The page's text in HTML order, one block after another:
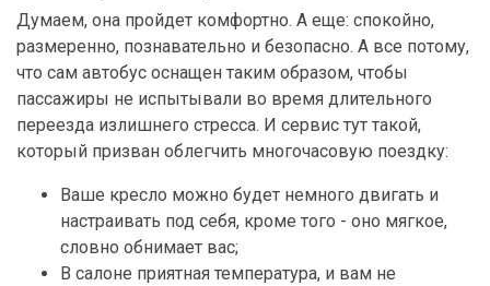
Думаем, она пройдет комфортно. А еще: спокойно,
размеренно, познавательно и безопасно. А все потому,
что сам автобус оснащен таким образом, чтобы
пассажиры не испытывали во время длительного
переезда излишнего стресса. И сервис тут такой,
который призван облегчить многочасовую поездку:
Ваше кресло можно будет немного двигать и
настраивать под себя, кроме того - оно мягкое,
словно обнимает вас;
В салоне приятная температура, и вам не